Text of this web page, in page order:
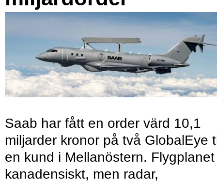
Saab har fått en order värd 10,1
miljarder kronor på två GlobalEye
en kund i Mellanöstern.
kanadensiskt, men radar,